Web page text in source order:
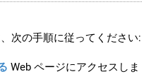
次の手順に従ってください:
Web ページにアクセスしま